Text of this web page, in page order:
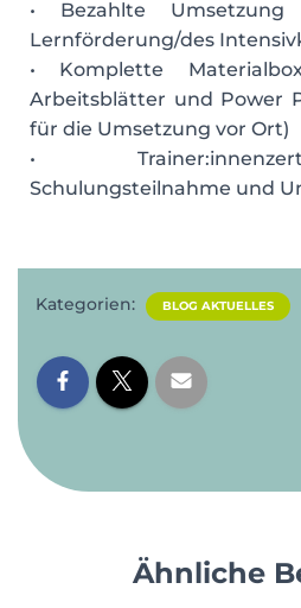
• Bezahlte
Lernförderung/des
• Komplette
Arbeitsblätter und Power
für die Umsetzung vor Ort)
•
Schulungsteilnahme und
Kategorien: BLOG AKTUELLES
Ähnliche